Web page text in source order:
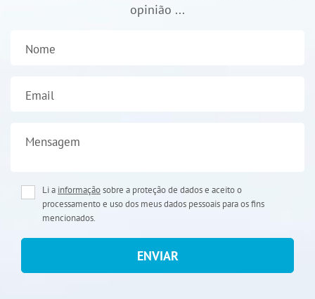
opinião ...
Nome
Email
Mensagem
Li a informaçãosobre a proteção de dados e aceito o
processamento e uso dos meus dados pessoais para os fins
mencionados.
ENVIAR